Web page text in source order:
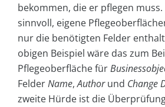
bekommen, die er pflegen
sinnvoll, eigene
nur die benötigten Felder
obigen Beispiel wäre das zum
Pflegeoberfläche für
FelderName,Authorund Change
zweite Hürde ist die